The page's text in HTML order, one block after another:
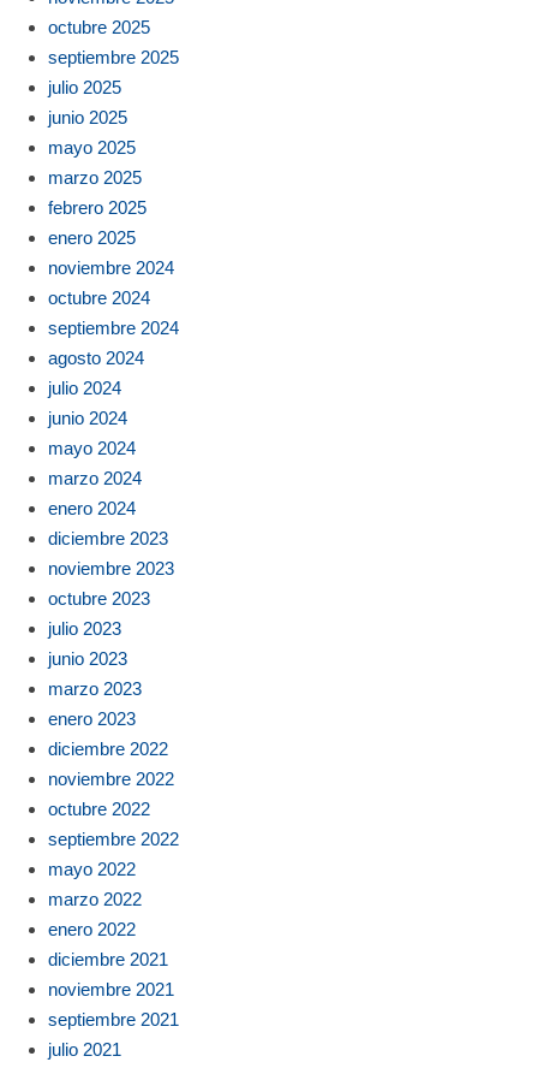
octubre 2025
septiembre 2025
julio 2025
junio 2025
mayo 2025
marzo 2025
febrero 2025
enero 2025
noviembre 2024
octubre 2024
septiembre 2024
agosto 2024
julio 2024
junio 2024
mayo 2024
marzo 2024
enero 2024
diciembre 2023
noviembre 2023
octubre 2023
julio 2023
junio 2023
marzo 2023
enero 2023
diciembre 2022
noviembre 2022
octubre 2022
septiembre 2022
mayo 2022
marzo 2022
enero 2022
diciembre 2021
noviembre 2021
septiembre 2021
julio 2021